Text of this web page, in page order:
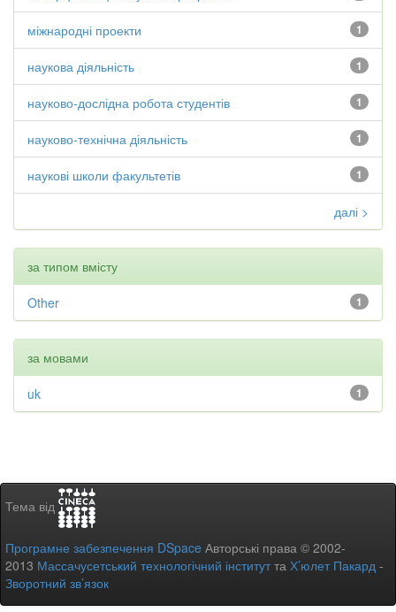
1
міжнародні проекти
1
наукова діяльність
1
науково-дослідна робота студентів
1
науково-технічна діяльність
1
наукові школи факультетів
далі >
за типом вмісту
1
Other
за мовами
1
uk
Тема від
Програмне забезпечення DSpace Авторські права © 2002-
2013 Массачусетський технологічний інститутта Х’юлет Пакард -
Зворотний зв’язок